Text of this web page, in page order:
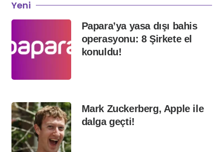
Yeni
Papara’ya yasa dışı bahis
operasyonu: 8 Şirkete el
konuldu!
Mark Zuckerberg, Apple ile
dalga geçti!